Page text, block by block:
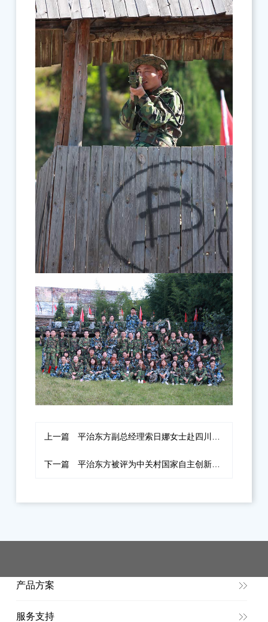
上一篇 平治东方副总经理索日娜女士赴四川旺苍县希望小学考察
下一篇 平治东方被评为中关村国家自主创新示范区“瞪羚计划”首批重点培育企业
产品方案
服务支持